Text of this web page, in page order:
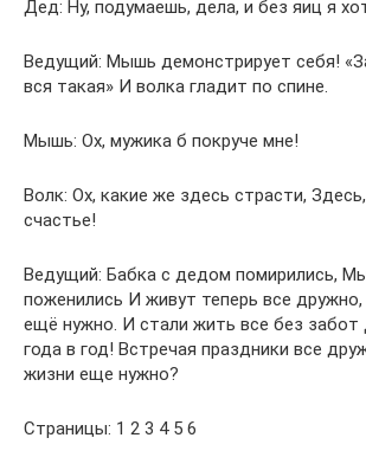
Дед: Ну, подумаешь, дела, и без яиц я
Ведущий: Мышь демонстрирует себя!
вся такая» И волка гладит по спине.
Мышь: Ох, мужика б покруче мне!
Волк: Ох, какие же здесь страсти,
счастье!
Ведущий: Бабка с дедом помирились,
поженились И живут теперь все
ещё нужно. И стали жить все без забот
года в год! Встречая праздники все
жизни еще нужно?
Страницы: 1 2 3 4 5 6